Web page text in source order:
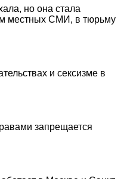
но она стала
местных СМИ, в тюрьму
и сексизме в
запрещается